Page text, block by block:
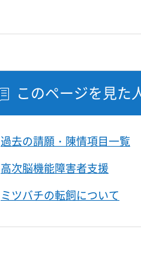
このページを見た
過去の請願・陳情項目一覧
高次脳機能障害者支援
ミツバチの転飼について